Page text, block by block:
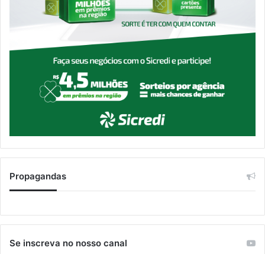
Propagandas
Se inscreva no nosso canal